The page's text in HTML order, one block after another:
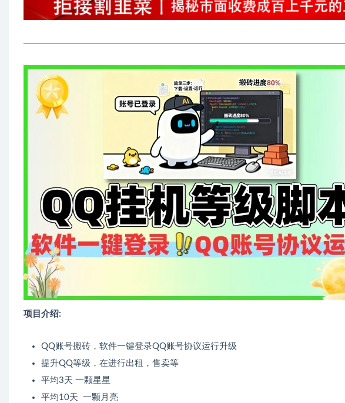
项目介绍:
QQ账号搬砖，软件一键登录QQ账号协议运行升级
提升QQ等级，在进行出租，售卖等
平均3天 一颗星星
平均10天 一颗月亮